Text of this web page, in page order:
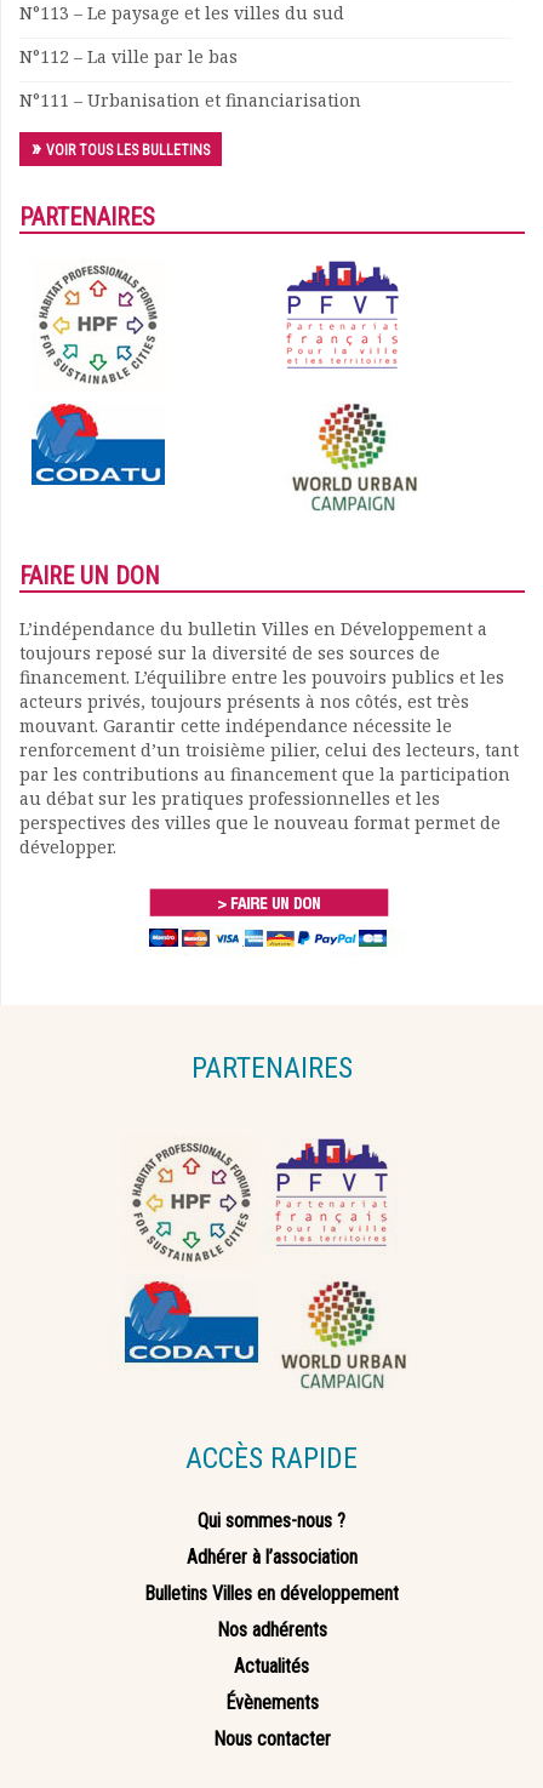
N°113 – Le paysage et les villes du sud
N°112 – La ville par le bas
N°111 – Urbanisation et financiarisation
VOIR TOUS LES BULLETINS
PARTENAIRES
FAIRE UN DON
L’indépendance du bulletin Villes en Développement a
toujours reposé sur la diversité de ses sources de
financement. L’équilibre entre les pouvoirs publics et les
acteurs privés, toujours présents à nos côtés, est très
mouvant. Garantir cette indépendance nécessite le
renforcement d’un troisième pilier, celui des lecteurs, tant
par les contributions au financement que la participation
au débat sur les pratiques professionnelles et les
perspectives des villes que le nouveau format permet de
développer.
PARTENAIRES
ACCÈS RAPIDE
Qui sommes-nous ?
Adhérer à l’association
Bulletins Villes en développement
Nos adhérents
Actualités
Évènements
Nous contacter